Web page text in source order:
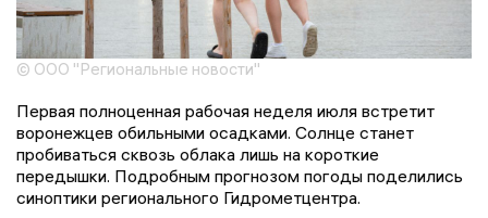
© ООО "Региональные новости"
Первая полноценная рабочая неделя июля встретит
воронежцев обильными осадками. Солнце станет
пробиваться сквозь облака лишь на короткие
передышки. Подробным прогнозом погоды поделились
синоптики регионального Гидрометцентра.